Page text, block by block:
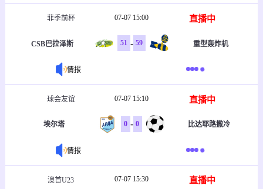
菲季前杯 07-07 15:00 直播中
CSB巴拉泽斯 51 - 59 重型轰炸机
情报
球会友谊 07-07 15:10 直播中
埃尔塔 0 - 0 比达耶路撒冷
情报
澳首U23 07-07 15:30 直播中